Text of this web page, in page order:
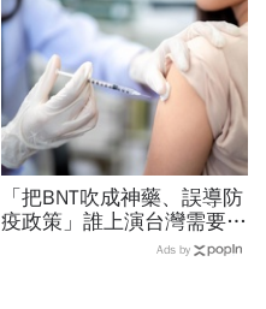
「把BNT吹成神藥、誤導防
疫政策」誰上演台灣需要中
國施予恩惠的大戲？杜奕
Ads by